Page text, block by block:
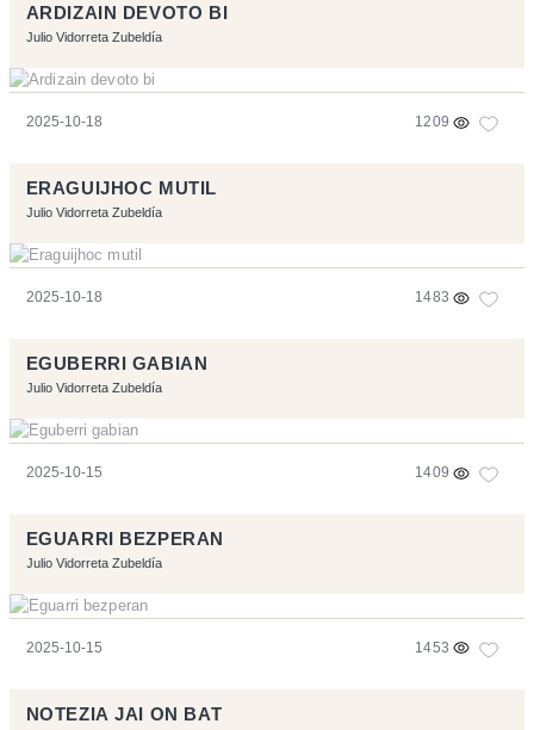
ARDIZAIN DEVOTO BI
Julio Vidorreta Zubeldía
2025-10-18 1209
ERAGUIJHOC MUTIL
Julio Vidorreta Zubeldía
2025-10-18 1483
EGUBERRI GABIAN
Julio Vidorreta Zubeldía
2025-10-15 1409
EGUARRI BEZPERAN
Julio Vidorreta Zubeldía
2025-10-15 1453
NOTEZIA JAI ON BAT